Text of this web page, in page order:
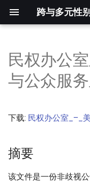
跨与多元性
入
摘要
民权办公
与公众服
下载: 民权办公室_–_
摘要
该文件是一份非歧视